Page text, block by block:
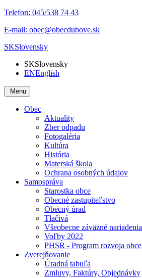
Telefon: 045/538 74 43
E-mail: obec@obecdubove.sk
SKSlovensky
SKSlovensky
ENEnglish
Menu
Obec
Aktuality
Zber odpadu
Fotogaléria
Kultúra
História
Materská škola
Ochrana osobných údajov
Samospráva
Starostka obce
Obecné zastupiteľstvo
Obecný úrad
Tlačivá
Všeobecne záväzné nariadenia
Voľby 2022
PHSR - Program rozvoja obce
Zverejňovanie
Úradná tabuľa
Zmluvy, Faktúry, Objednávky